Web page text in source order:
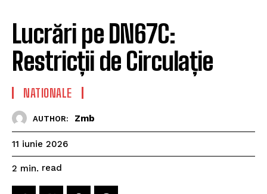
Lucrări pe DN67C:
Restricții de Circulație
NATIONALE
AUTHOR: Zmb
11 iunie 2026
2 min. read